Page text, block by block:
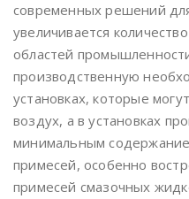
современных решений
увеличивается
областей
производственную
установках, которые
воздух, а в установках
минимальным
примесей, особенно
примесей смазочных